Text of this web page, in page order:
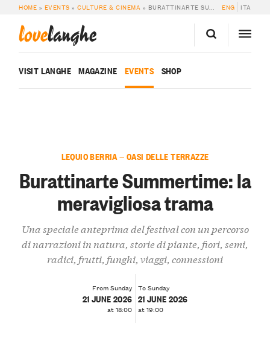
HOME » EVENTS »CULTURE & CINEMA » BURATTINARTE SUMMERTIME: LA MERAVIGLIOSA TRAMA ENG ITA
lovelanghe
VISIT LANGHE MAGAZINE EVENTS SHOP
LEQUIO BERRIA — OASI DELLE TERRAZZE
Burattinarte Summertime: la
meravigliosa trama
Una speciale anteprima del festival con un percorso
di narrazioni in natura, storie di piante, fiori, semi,
radici, frutti, funghi, viaggi, connessioni
From Sunday
21 JUNE 2026
at 18:00
To Sunday
21 JUNE 2026
at 19:00